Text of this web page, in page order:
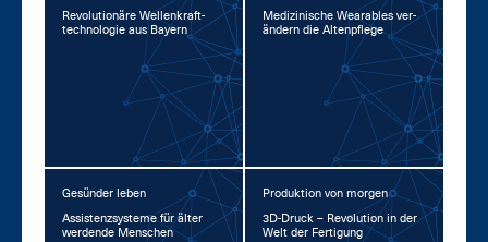
Re­vo­lu­tio­nä­re Wel­len­kraft­
tech­no­lo­gie aus Bay­ern
Me­di­zi­ni­sche Weara­bles ver­
än­dern die Al­ten­pfle­ge
Gesünder leben
As­sis­tenz­sys­te­me für äl­ter
wer­den­de Men­schen
Produktion von morgen
3D-Druck – Re­vo­lu­ti­on in der
Welt der Fer­ti­gung